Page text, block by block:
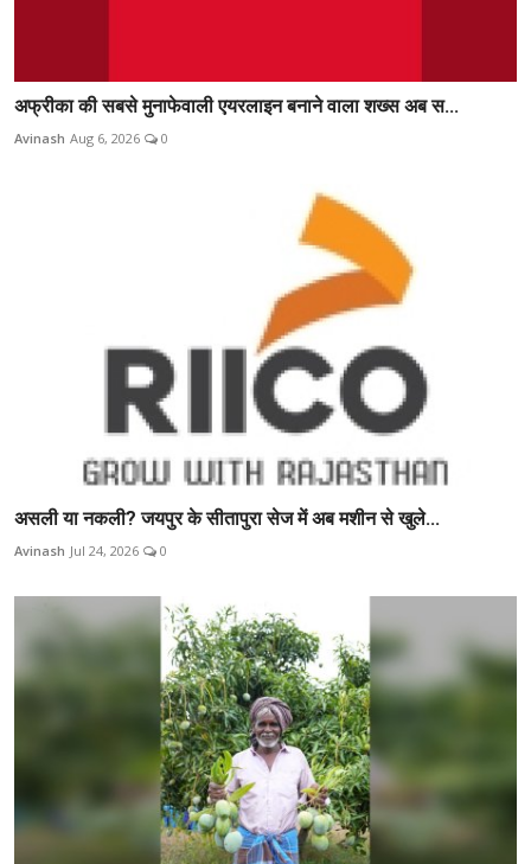
अफ्रीका की सबसे मुनाफेवाली एयरलाइन बनाने वाला शख्स अब स...
Avinash Aug 6, 2026 0
असली या नकली? जयपुर के सीतापुरा सेज में अब मशीन से खुले...
Avinash Jul 24, 2026 0